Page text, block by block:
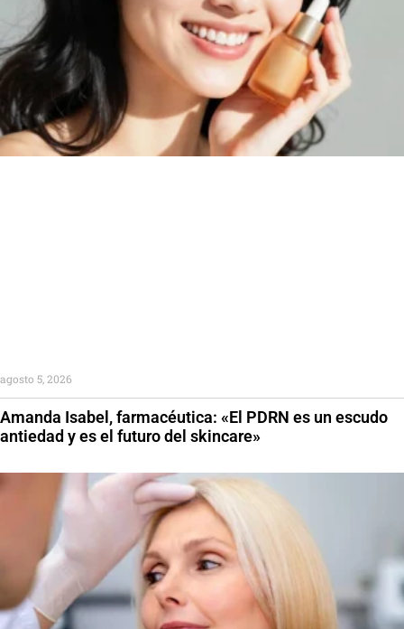
Amanda Isabel, farmacéutica: «El PDRN es un escudo
antiedad y es el futuro del skincare»
agosto 5, 2026